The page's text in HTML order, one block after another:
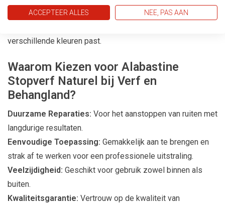
voor een mooie afwerking.
verschillende kleuren past.
Waarom Kiezen voor Alabastine
Stopverf Naturel bij Verf en
Behangland?
Duurzame Reparaties: Voor het aanstoppen van ruiten met
langdurige resultaten.
Eenvoudige Toepassing: Gemakkelijk aan te brengen en
strak af te werken voor een professionele uitstraling.
Veelzijdigheid: Geschikt voor gebruik zowel binnen als
buiten.
Kwaliteitsgarantie: Vertrouw op de kwaliteit van
ACCEPTEER ALLES NEE, PAS AAN